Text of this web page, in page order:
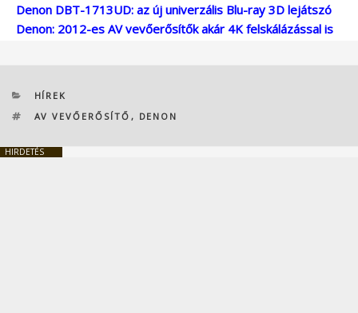
Denon DBT-1713UD: az új univerzális Blu-ray 3D lejátszó
Denon: 2012-es AV vevőerősítők akár 4K felskálázással is
KATEGÓRIÁK
HÍREK
CÍMKÉK
AV VEVŐERŐSÍTŐ , DENON
HIRDETÉS